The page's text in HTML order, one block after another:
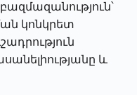
կոնկրետ
և